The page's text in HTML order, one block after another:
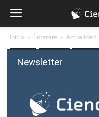
Inicio Enterate Actualidad
Paraguay
para
atraer a
Newsletter